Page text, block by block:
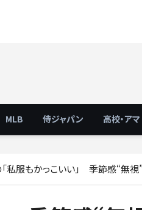
MLB 侍ジャパン 高校・アマ
もかっこいい」 季節感“無視”コーデにファン「